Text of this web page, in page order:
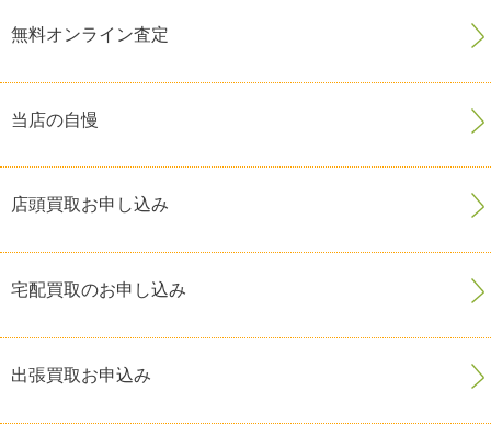
無料オンライン査定
当店の自慢
店頭買取お申し込み
宅配買取のお申し込み
出張買取お申込み